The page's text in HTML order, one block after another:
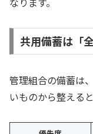
共用備蓄は「
管理組合の備蓄は
いものから整える